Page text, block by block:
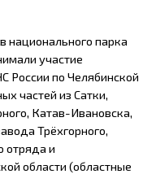
национального парка
участие
России по Челябинской
частей из Сатки,
Катав-Ивановска,
Трёхгорного,
отряда и
области (областные